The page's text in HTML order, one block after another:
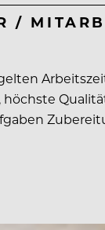
/